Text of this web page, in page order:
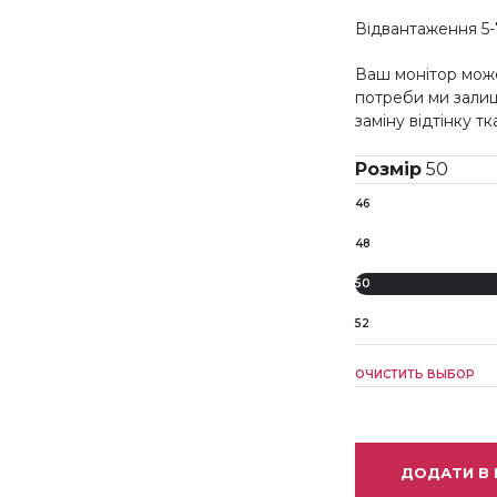
Відвантаження
Ваш монітор
потреби ми
заміну відтінку
Розмір 50
46
48
50
52
ОЧИСТИТЬ ВЫБОР
ДОДАТИ В